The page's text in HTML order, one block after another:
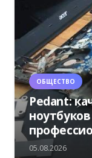
ОБЩЕСТВО
Pedant:
05.08.2026